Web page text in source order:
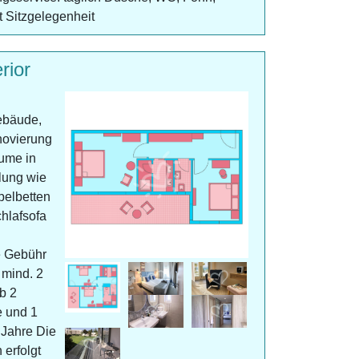
Sitzgelegenheit
in
wie
Gebühr
2
2
und 1
Die
erfolgt